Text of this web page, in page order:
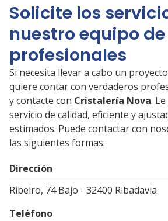
Solicite los
nuestro equipo de
profesionales
Si necesita llevar a cabo un
quiere contar con verdaderos
y contacte con Cristalería Nova.
servicio de calidad, eficiente y
estimados. Puede contactar con
las siguientes formas:
Dirección
Ribeiro, 74 Bajo - 32400 Ribadavia
Teléfono